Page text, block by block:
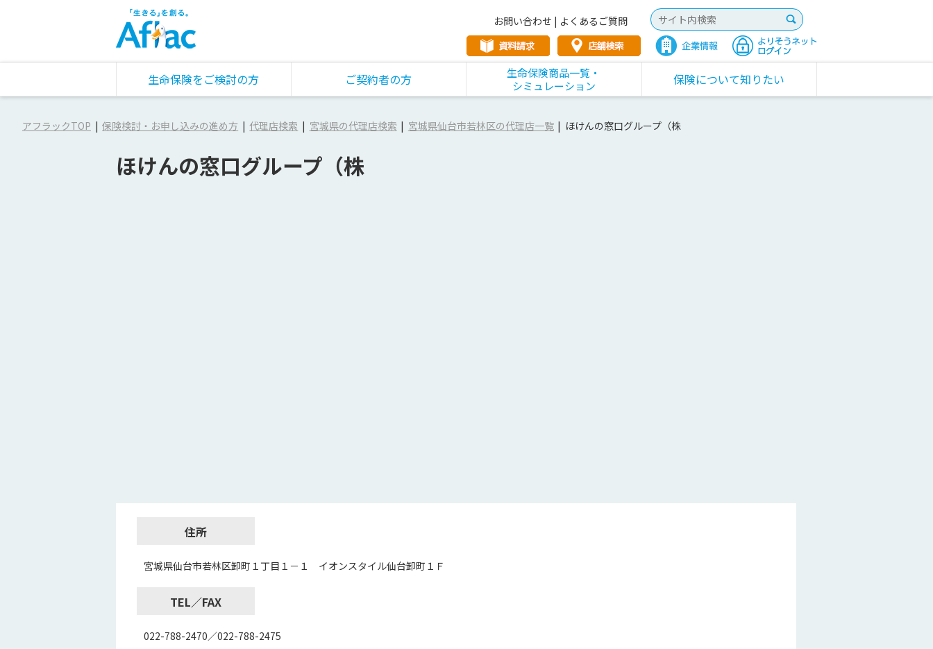
お問い合わせ | よくあるご質問
生命保険をご検討の方 ご契約者の方
生命保険商品一覧・
シミュレーション
保険について知りたい
アフラックTOP 保険検討・お申し込みの進め方 代理店検索 宮城県の代理店検索 宮城県仙台市若林区の代理店一覧 ほけんの窓口グループ（株
ほけんの窓口グループ（株
住所
宮城県仙台市若林区卸町１丁目１－１ イオンスタイル仙台卸町１Ｆ
TEL／FAX
022-788-2470／022-788-2475